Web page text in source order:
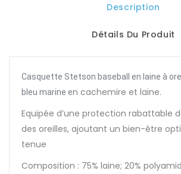
Description
Détails Du Produit
Casquette Stetson baseball en laine à
bleu marine en cachemire et laine.
Equipée d’une protection rabattable
des oreilles, ajoutant un bien-être
tenue
Composition : 75% laine; 20%